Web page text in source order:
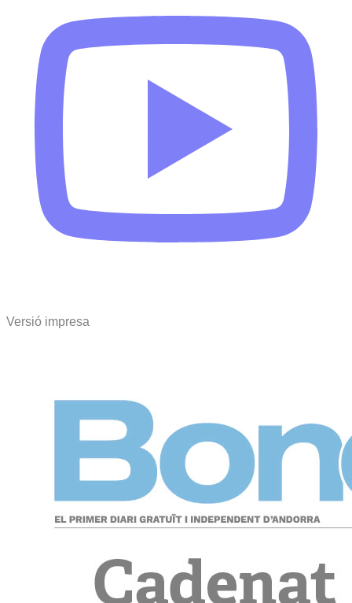
Versió impresa